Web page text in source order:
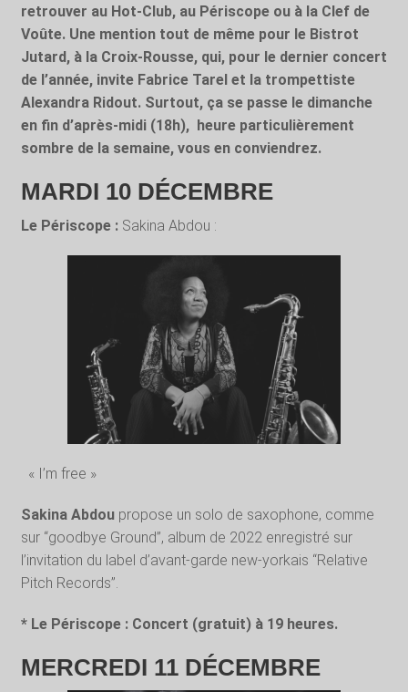
retrouver au Hot-Club, au Périscope ou à la Clef de
Voûte. Une mention tout de même pour le Bistrot
Jutard, à la Croix-Rousse, qui, pour le dernier concert
de l’année, invite Fabrice Tarel et la trompettiste
Alexandra Ridout. Surtout, ça se passe le dimanche
en fin d’après-midi (18h), heure particulièrement
sombre de la semaine, vous en conviendrez.
MARDI 10 DÉCEMBRE
Le Périscope : Sakina Abdou :
« I’m free »
Sakina Abdoupropose un solo de saxophone, comme
sur “goodbye Ground”, album de 2022 enregistré sur
l’invitation du label d’avant-garde new-yorkais “Relative
Pitch Records”.
* Le Périscope : Concert (gratuit) à 19 heures.
MERCREDI 11 DÉCEMBRE